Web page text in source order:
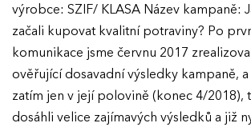
výrobce: SZIF/ KLASA Název kampaně:
začali kupovat kvalitní potraviny? Po
komunikace jsme červnu 2017
ověřující dosavadní výsledky kampaně,
zatím jen v její polovině (konec 4/2018),
dosáhli velice zajímavých výsledků a již